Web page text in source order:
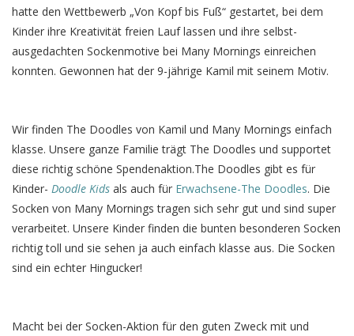
hatte den Wettbewerb „Von Kopf bis Fuß“ gestartet, bei dem
Kinder ihre Kreativität freien Lauf lassen und ihre selbst-
ausgedachten Sockenmotive bei Many Mornings einreichen
konnten. Gewonnen hat der 9-jährige Kamil mit seinem Motiv.
Wir finden The Doodles von Kamil und Many Mornings einfach
klasse. Unsere ganze Familie trägt The Doodles und supportet
diese richtig schöne Spendenaktion.The Doodles gibt es für
Kinder- Doodle Kids als auch für Erwachsene-The Doodles. Die
Socken von Many Mornings tragen sich sehr gut und sind super
verarbeitet. Unsere Kinder finden die bunten besonderen Socken
richtig toll und sie sehen ja auch einfach klasse aus. Die Socken
sind ein echter Hingucker!
Macht bei der Socken-Aktion für den guten Zweck mit und